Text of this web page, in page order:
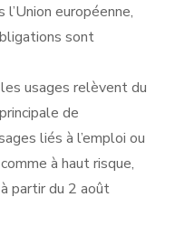
européenne,
sont
usages relèvent du
de
liés à l’emploi ou
à haut risque,
partir du 2 août